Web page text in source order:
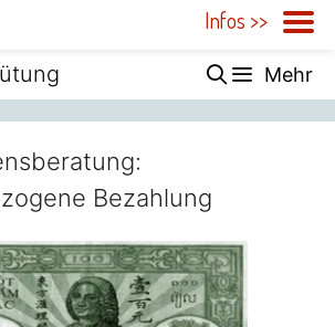
Mehr
Bezahlung
Infos >>